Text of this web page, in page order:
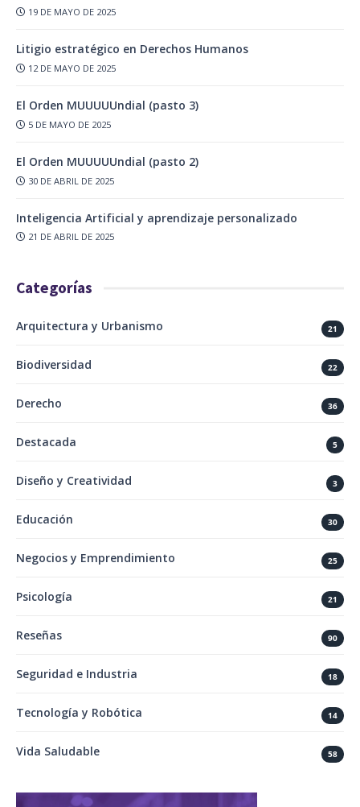
19 DE MAYO DE 2025
Litigio estratégico en Derechos Humanos
12 DE MAYO DE 2025
El Orden MUUUUUndial (pasto 3)
5 DE MAYO DE 2025
El Orden MUUUUUndial (pasto 2)
30 DE ABRIL DE 2025
Inteligencia Artificial y aprendizaje personalizado
21 DE ABRIL DE 2025
Categorías
Arquitectura y Urbanismo 21
Biodiversidad 22
Derecho 36
Destacada 5
Diseño y Creatividad 3
Educación 30
Negocios y Emprendimiento 25
Psicología 21
Reseñas 90
Seguridad e Industria 18
Tecnología y Robótica 14
Vida Saludable 58